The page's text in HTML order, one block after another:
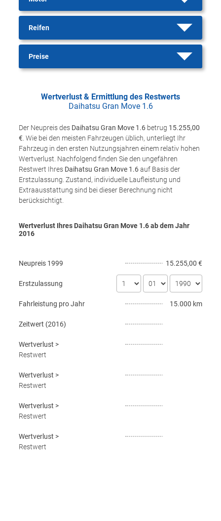
Reifen
Preise
Wertverlust & Ermittlung des Restwerts
Daihatsu Gran Move 1.6
Der Neupreis des Daihatsu Gran Move 1.6 betrug 15.255,00
€ . Wie bei den meisten Fahrzeugen üblich, unterliegt Ihr
Fahrzeug in den ersten Nutzungsjahren einem relativ hohen
Wertverlust. Nachfolgend finden Sie den ungefähren
Restwert Ihres Daihatsu Gran Move 1.6auf Basis der
Erstzulassung. Zustand, individuelle Laufleistung und
Extraausstattung sind bei dieser Berechnung nicht
berücksichtigt.
Wertverlust Ihres Daihatsu Gran Move 1.6 ab dem Jahr
2016
Neupreis 1999 15.255,00 €
Erstzulassung
Fahrleistung pro Jahr 15.000 km
Zeitwert (2016)
Wertverlust >
Restwert
Wertverlust >
Restwert
Wertverlust >
Restwert
Wertverlust >
Restwert